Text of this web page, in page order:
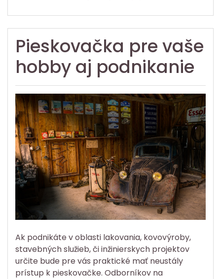
Pieskovačka pre vaše
hobby aj podnikanie
Ak podnikáte v oblasti lakovania, kovovýroby,
stavebných služieb, či inžinierskych projektov
určite bude pre vás praktické mať neustály
prístup k pieskovačke. Odborníkov na